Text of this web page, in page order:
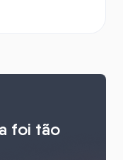
foi tão